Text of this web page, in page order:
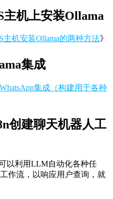
主机上安装Ollama
主机安装Ollama的两种方法》
集成
集成（构建用于各种
创建聊天机器人工
以利用LLM自动化各种任
作流，以响应用户查询，就